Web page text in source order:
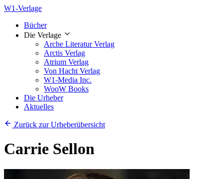
W1-Verlage
Bücher
Die Verlage
Arche Literatur Verlag
Arctis Verlag
Atrium Verlag
Von Hacht Verlag
W1-Media Inc.
WooW Books
Die Urheber
Aktuelles
Zurück zur Urheberübersicht
Carrie Sellon